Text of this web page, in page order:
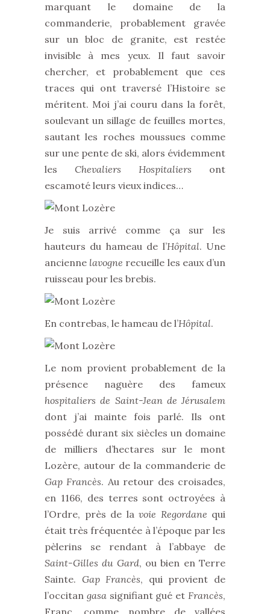
marquant le domaine de la
commanderie, probablement gravée
sur un bloc de granite, est restée
invisible à mes yeux. Il faut savoir
chercher, et probablement que ces
traces qui ont traversé l’Histoire se
méritent. Moi j’ai couru dans la forêt,
soulevant un sillage de feuilles mortes,
sautant les roches moussues comme
sur une pente de ski, alors évidemment
les Chevaliers Hospitaliers ont
escamoté leurs vieux indices…
Je suis arrivé comme ça sur les
hauteurs du hameau de l’Hôpital. Une
ancienne lavogne recueille les eaux d’un
ruisseau pour les brebis.
En contrebas, le hameau de l’Hôpital.
Le nom provient probablement de la
présence naguère des fameux
hospitaliers de Saint-Jean de Jérusalem
dont j’ai mainte fois parlé. Ils ont
possédé durant six siècles un domaine
de milliers d’hectares sur le mont
Lozère, autour de la commanderie de
Gap Francès. Au retour des croisades,
en 1166, des terres sont octroyées à
l’Ordre, près de la voie Regordane qui
était très fréquentée à l’époque par les
pèlerins se rendant à l’abbaye de
Saint-Gilles du Gard, ou bien en Terre
Sainte. Gap Francès, qui provient de
l’occitan gasasignifiant gué etFrancès,
Franc, comme nombre de vallées